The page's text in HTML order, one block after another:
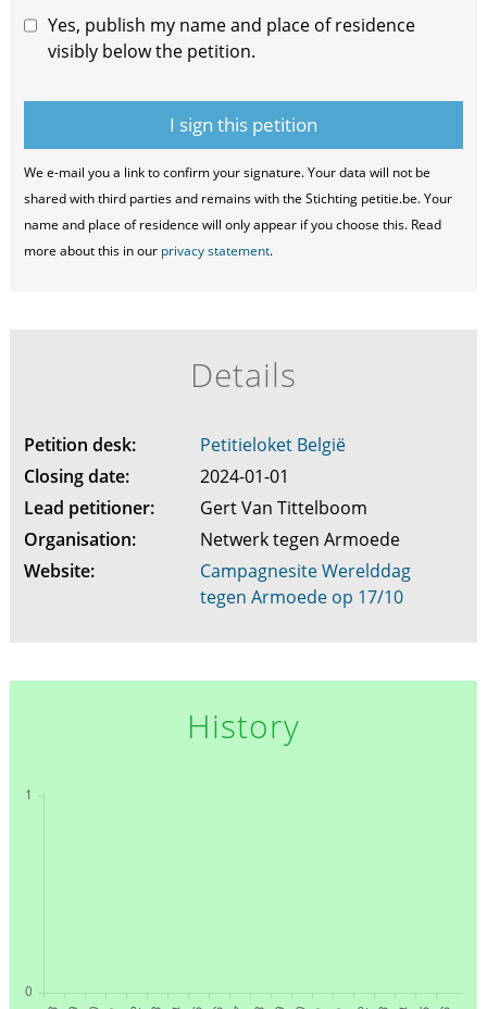
Yes, publish my name and place of residence
visibly below the petition.
We e-mail you a link to confirm your signature. Your data will not be
shared with third parties and remains with the Stichting petitie.be. Your
name and place of residence will only appear if you choose this. Read
more about this in our privacy statement.
Details
Petition desk:
Petitieloket België
Closing date:
2024-01-01
Lead petitioner:
Gert Van Tittelboom
Organisation:
Netwerk tegen Armoede
Website:
Campagnesite Werelddag
tegen Armoede op 17/10
History